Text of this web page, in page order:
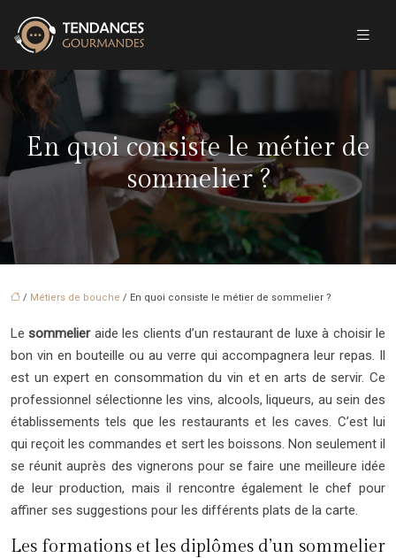
En quoi consiste le métier de
sommelier ?
/ Métiers de bouche / En quoi consiste le métier de sommelier ?
Lesommelieraide les clients d’un restaurant de luxe à choisir le
bon vin en bouteille ou au verre qui accompagnera leur repas. Il
est un expert en consommation du vin et en arts de servir. Ce
professionnel sélectionne les vins, alcools, liqueurs, au sein des
établissements tels que les restaurants et les caves. C’est lui
qui reçoit les commandes et sert les boissons. Non seulement il
se réunit auprès des vignerons pour se faire une meilleure idée
de leur production, mais il rencontre également le chef pour
affiner ses suggestions pour les différents plats de la carte.
Les formations et les diplômes d’un sommelier